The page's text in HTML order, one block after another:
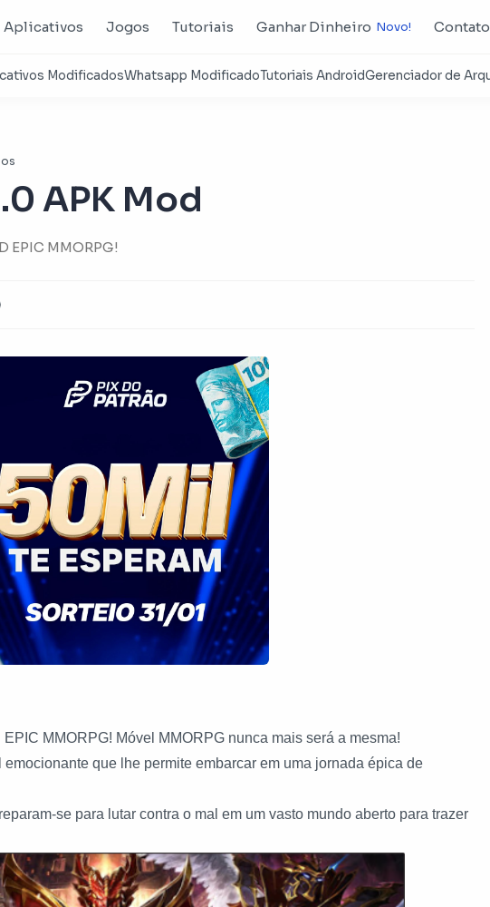
Aplicativos Jogos Tutoriais Ganhar Dinheiro Contato
APK Mod
EPIC MMORPG!
MMORPG! Móvel MMORPG nunca mais será a mesma!
que lhe permite embarcar em uma jornada épica de
se para lutar contra o mal em um vasto mundo aberto para trazer